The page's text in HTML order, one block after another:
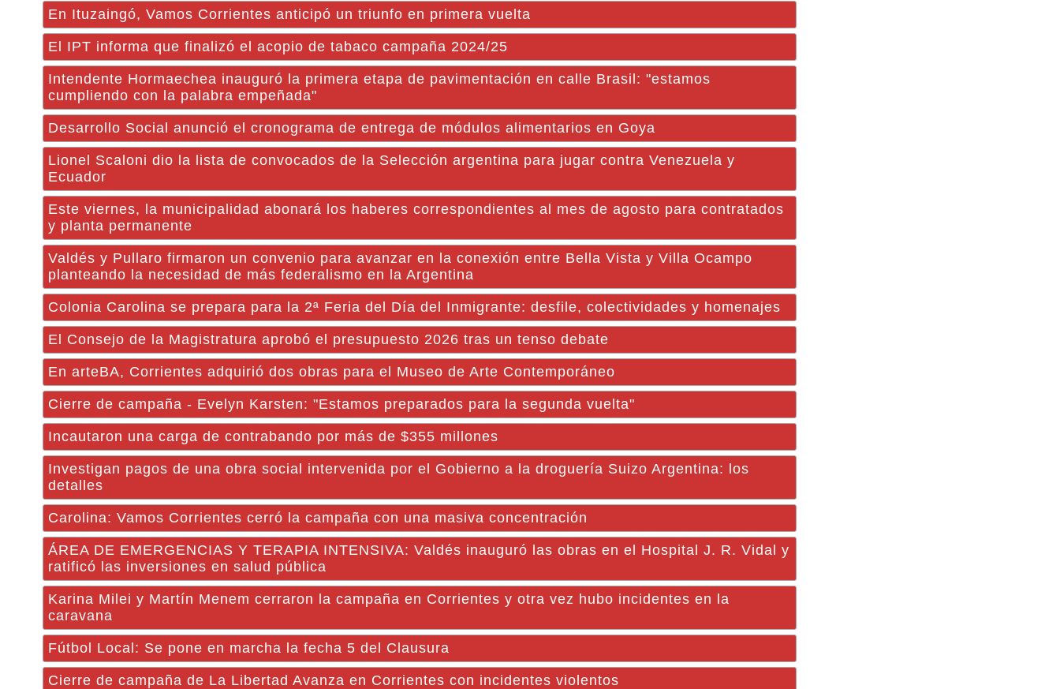
En Ituzaingó, Vamos Corrientes anticipó un triunfo en primera vuelta
El IPT informa que finalizó el acopio de tabaco campaña 2024/25
Intendente Hormaechea inauguró la primera etapa de pavimentación en calle Brasil: "estamos
cumpliendo con la palabra empeñada"
Desarrollo Social anunció el cronograma de entrega de módulos alimentarios en Goya
Lionel Scaloni dio la lista de convocados de la Selección argentina para jugar contra Venezuela y
Ecuador
Este viernes, la municipalidad abonará los haberes correspondientes al mes de agosto para contratados
y planta permanente
Valdés y Pullaro firmaron un convenio para avanzar en la conexión entre Bella Vista y Villa Ocampo
planteando la necesidad de más federalismo en la Argentina
Colonia Carolina se prepara para la 2ª Feria del Día del Inmigrante: desfile, colectividades y homenajes
El Consejo de la Magistratura aprobó el presupuesto 2026 tras un tenso debate
En arteBA, Corrientes adquirió dos obras para el Museo de Arte Contemporáneo
Cierre de campaña - Evelyn Karsten: "Estamos preparados para la segunda vuelta"
Incautaron una carga de contrabando por más de $355 millones
Investigan pagos de una obra social intervenida por el Gobierno a la droguería Suizo Argentina: los
detalles
Carolina: Vamos Corrientes cerró la campaña con una masiva concentración
ÁREA DE EMERGENCIAS Y TERAPIA INTENSIVA: Valdés inauguró las obras en el Hospital J. R. Vidal y
ratificó las inversiones en salud pública
Karina Milei y Martín Menem cerraron la campaña en Corrientes y otra vez hubo incidentes en la
caravana
Fútbol Local: Se pone en marcha la fecha 5 del Clausura
Cierre de campaña de La Libertad Avanza en Corrientes con incidentes violentos